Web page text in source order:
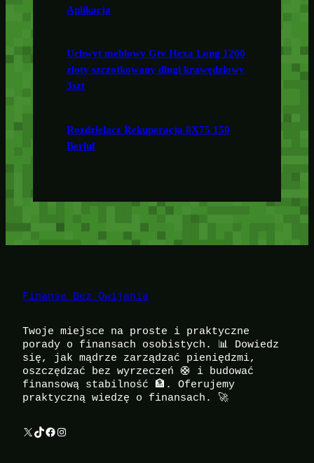
Aplikacja
Uchwyt meblowy Gtv Hexa Long 1200
złoty szczotkowany długi krawędziowy
3szt
Rozdzielacz Rekuperacja 8X75 150
Berluf
Finanse Bez Owijania
Twoje miejsce na proste i praktyczne
porady o finansach osobistych. 📊 Dowiedz
się, jak mądrze zarządzać pieniędzmi,
oszczędzać bez wyrzeczeń 🛟 i budować
finansową stabilność 🏦. Oferujemy
praktyczną wiedzę o finansach. 🚀
X TikTok Facebook Instagram